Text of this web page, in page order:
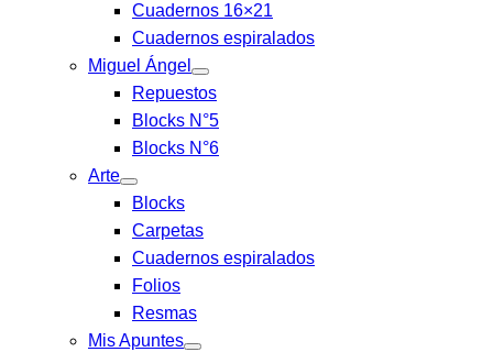
Cuadernos 16×21
Cuadernos espiralados
Miguel Ángel
Repuestos
Blocks N°5
Blocks N°6
Arte
Blocks
Carpetas
Cuadernos espiralados
Folios
Resmas
Mis Apuntes